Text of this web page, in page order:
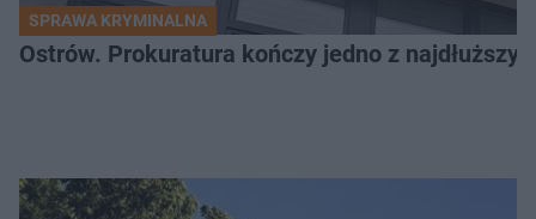
SPRAWA KRYMINALNA
Ostrów. Prokuratura kończy jedno z